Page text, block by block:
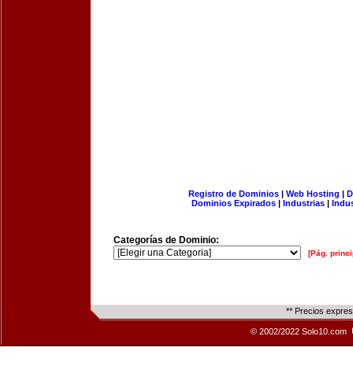
Registro de Dominios| Web Hosting |
Dominios Expirados | Industrias |
Categorías de Dominio:
[Pág.
** Precios
© 2002/2022 Solo10.com